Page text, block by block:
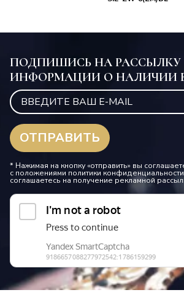
ПОДПИШИСЬ НА РАССЫЛКУ
ИНФОРМАЦИИ О НАЛИЧИИ
* Нажимая на кнопку «отправить» вы
с положениями политики
соглашаетесь на получение рекламной